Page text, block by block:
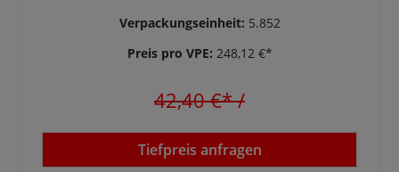
Verpackungseinheit: 5.852
Preis pro VPE: 248,12 €*
42,40 €*/
Tiefpreis anfragen